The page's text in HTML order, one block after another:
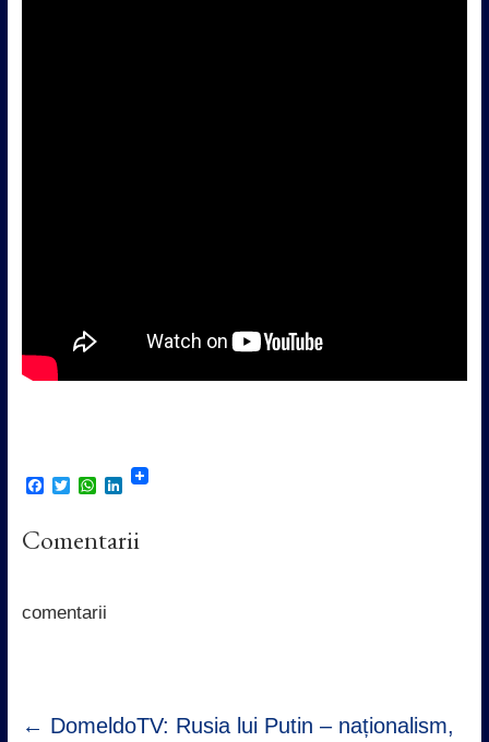
F
e
b
k
T
t
t
W
t
s
p
L
k
e
Comentarii
comentarii
← DomeldoTV: Rusia lui Putin – naționalism,